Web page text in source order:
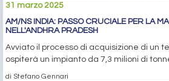
31 marzo 2025
AM/NS INDIA: PASSO CRUCIALE PER LA
NELL'ANDHRA PRADESH
Avviato il processo di acquisizione di un
ospiterà un impianto da 7,3 milioni di
di Stefano Gennari